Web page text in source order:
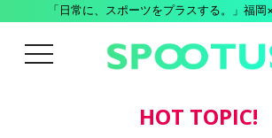
「日常に、スポーツをプラスする。」福
menu
HOT TOPIC!